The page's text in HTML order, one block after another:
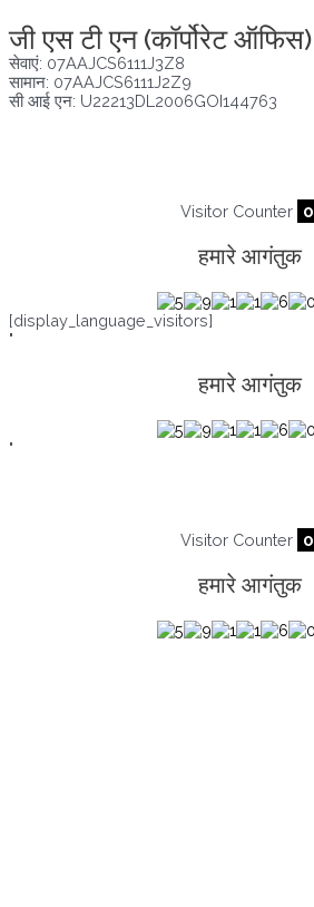
जी एस टी एन (कॉर्पोरेट ऑफिस)
सेवाएं: 07AAJCS6111J3Z8
सामान: 07AAJCS6111J2Z9
सी आई एन: U22213DL2006GOI144763
Visitor Counter 0
हमारे आगंतुक
[display_language_visitors]
"
हमारे आगंतुक
"
Visitor Counter 0
हमारे आगंतुक